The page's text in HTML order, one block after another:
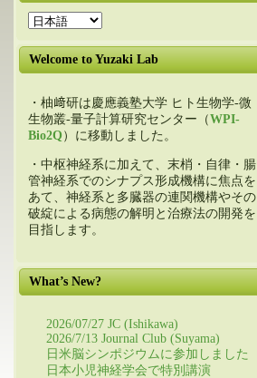
Welcome to Yuzaki Lab
・柚﨑研は慶應義塾大学 ヒト生物学-微
生物叢-量子計算研究センター（WPI-
Bio2Q）に移動しました。
・中枢神経系に加えて、末梢・自律・腸
管神経系でのシナプス形成機構に焦点を
あて、神経系と多臓器の連関機構やその
破綻による病態の解明と治療法の開発を
目指します。
What’s New?
2026/07/27 JC (Ishikawa)
2026/7/13 Journal Club (Suyama)
日米脳シンポジウムに参加しました
日本小児神経学会で特別講演